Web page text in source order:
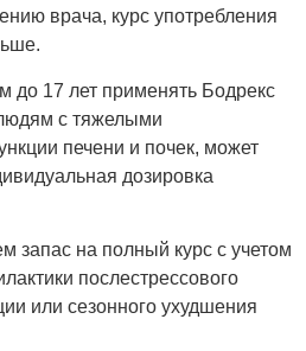
врача, курс употребления
до 17 лет применять Бодрекс
с тяжелыми
печени и почек, может
дозировка
запас на полный курс с учетом
послестрессового
или сезонного ухудшения